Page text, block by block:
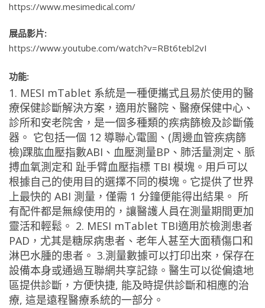
https://www.mesimedical.com/
展品影片:
https://www.youtube.com/watch?v=RBt6tebl2vI
功能:
1. MESI mTablet 系統是一種便攜式且易於使用的醫
療保健診斷解決方案，適用於醫院、醫療保健中心、
診所和安老院舍，是一個多種類的疾病篩檢及診斷儀
器。 它包括一個 12 導聯心電圖、(周邊血管疾病篩
檢)踝肱血壓指數ABI、血壓測量BP、肺活量測定、脈
搏血氧測定和 趾手臂血壓指標 TBI 模塊。用戶可以
根據自己的使用目的選擇不同的模塊。它提供了世界
上最快的 ABI 測量，僅需 1 分鐘便能得出結果。 所
有配件都是無線使用的，讓醫護人員在測量期間更加
靈活和輕鬆。 2. MESI mTablet TBI適用於檢測患者
PAD，尤其是糖尿病患者、老年人甚至大面積傷口和
淋巴水腫的患者。 3.測量數據可以打印出來，保存在
設備本身或通過互聯網共享記錄。醫生可以從偏遠地
區提供診斷，方便快捷, 能及時提供診斷和相應的治
療, 這是遠程醫療系統的一部分。